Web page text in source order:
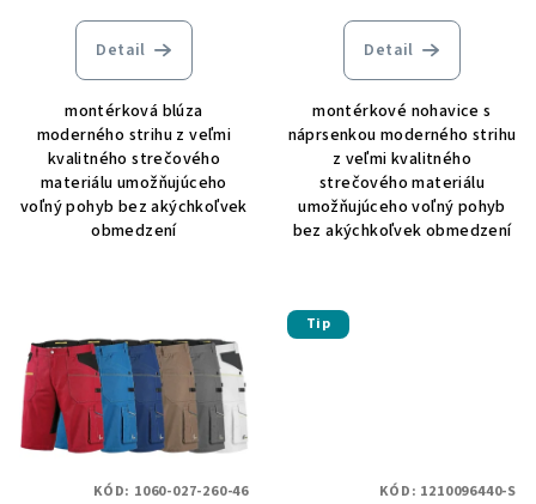
Detail
montérková blúza
moderného strihu z veľmi
kvalitného strečového
materiálu umožňujúceho
voľný pohyb bez akýchkoľvek
obmedzení
Detail
montérkové nohavice s
náprsenkou moderného strihu
z veľmi kvalitného
strečového materiálu
umožňujúceho voľný pohyb
bez akýchkoľvek obmedzení
KÓD: 1060-027-260-46
Tip
KÓD: 1210096440-S